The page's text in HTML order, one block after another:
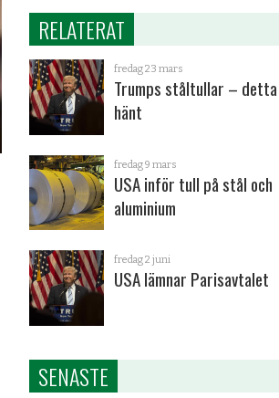
RELATERAT
fredag 23 mars
Trumps ståltullar –
hänt
fredag 9 mars
USA inför tull på stål och
aluminium
fredag 2 juni
USA lämnar Parisavtalet
SENASTE